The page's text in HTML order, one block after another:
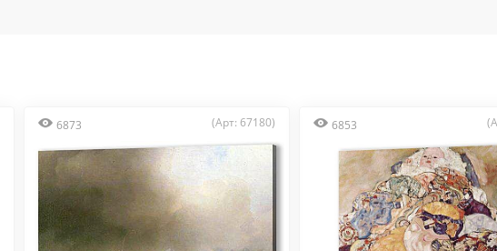
6873 (Арт: 67180) 6853